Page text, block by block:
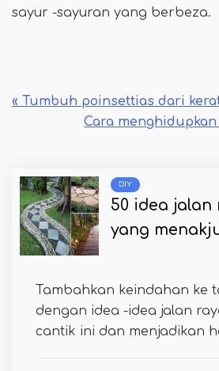
sayur -sayuran yang berbeza.
« Tumbuh poinsettias dari
Cara
DIY
50 idea jalan
yang
Tambahkan keindahan ke
dengan idea -idea jalan
cantik ini dan menjadikan